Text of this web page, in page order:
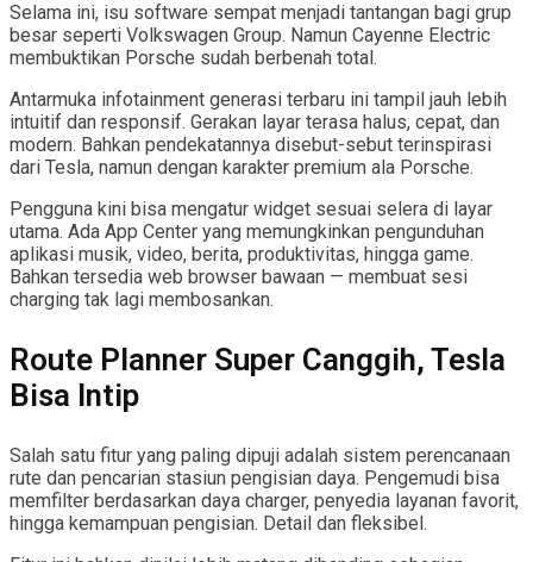
Selama ini, isu software sempat menjadi tantangan bagi grup
besar seperti Volkswagen Group. Namun Cayenne Electric
membuktikan Porsche sudah berbenah total.
Antarmuka infotainment generasi terbaru ini tampil jauh lebih
intuitif dan responsif. Gerakan layar terasa halus, cepat, dan
modern. Bahkan pendekatannya disebut-sebut terinspirasi
dari Tesla, namun dengan karakter premium ala Porsche.
Pengguna kini bisa mengatur widget sesuai selera di layar
utama. Ada App Center yang memungkinkan pengunduhan
aplikasi musik, video, berita, produktivitas, hingga game.
Bahkan tersedia web browser bawaan — membuat sesi
charging tak lagi membosankan.
Route Planner Super Canggih, Tesla
Bisa Intip
Salah satu fitur yang paling dipuji adalah sistem perencanaan
rute dan pencarian stasiun pengisian daya. Pengemudi bisa
memfilter berdasarkan daya charger, penyedia layanan favorit,
hingga kemampuan pengisian. Detail dan fleksibel.